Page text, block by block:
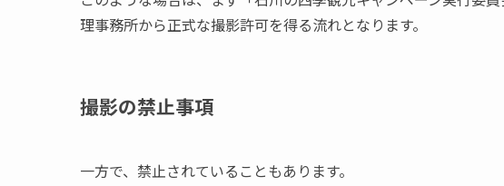
理事務所から正式な撮影許可を得る流れとなります。
撮影の禁止事項
一方で、禁止されていることもあります。